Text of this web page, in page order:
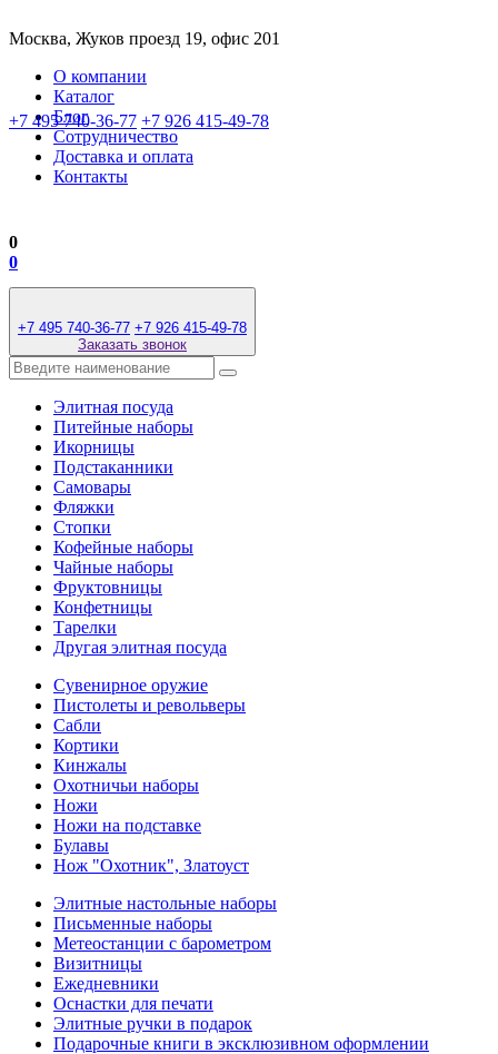
Москва, Жуков проезд 19, офис 201
О компании
Каталог
Блог
Сотрудничество
Доставка и оплата
Контакты
+7 495 740-36-77 +7 926 415-49-78
0
0
+7 495 740-36-77 +7 926 415-49-78
Заказать звонок
Элитная посуда
Питейные наборы
Икорницы
Подстаканники
Самовары
Фляжки
Стопки
Кофейные наборы
Чайные наборы
Фруктовницы
Конфетницы
Тарелки
Другая элитная посуда
Сувенирное оружие
Пистолеты и револьверы
Сабли
Кортики
Кинжалы
Охотничьи наборы
Ножи
Ножи на подставке
Булавы
Нож "Охотник", Златоуст
Элитные настольные наборы
Письменные наборы
Метеостанции с барометром
Визитницы
Ежедневники
Оснастки для печати
Элитные ручки в подарок
Подарочные книги в эксклюзивном оформлении